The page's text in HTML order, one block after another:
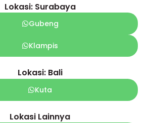
Lokasi: Surabaya
Gubeng
Klampis
Lokasi: Bali
Kuta
Lokasi Lainnya